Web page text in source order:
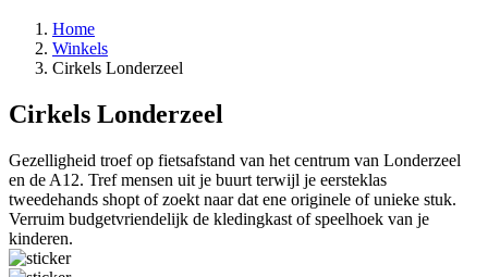
Home
Winkels
Cirkels Londerzeel
Cirkels Londerzeel
Gezelligheid troef op fietsafstand van het centrum van Londerzeel
en de A12. Tref mensen uit je buurt terwijl je eersteklas
tweedehands shopt of zoekt naar dat ene originele of unieke stuk.
Verruim budgetvriendelijk de kledingkast of speelhoek van je
kinderen.